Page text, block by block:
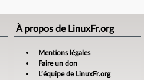
À propos de LinuxFr.org
Mentions légales
Faire un don
L’équipe de LinuxFr.org